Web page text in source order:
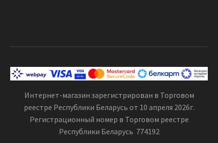
Интернет-магазин зарегистрирован в Торговом
реестре Республики Беларусь от 10 апреля 2026г.
Регистрационный номер в Торговом реестре
Республики Беларусь 774192